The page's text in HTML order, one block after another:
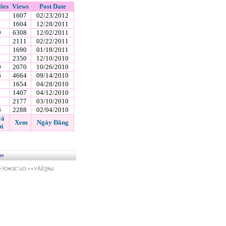
Views
Post Date
1607
02/23/2012
1604
12/28/2011
6308
12/02/2011
2111
02/22/2011
1690
01/18/2011
2350
12/10/2010
2070
10/26/2010
4664
09/14/2010
1654
04/28/2010
1407
04/12/2010
2177
03/10/2010
2288
02/04/2010
Xem Ngày Đăng